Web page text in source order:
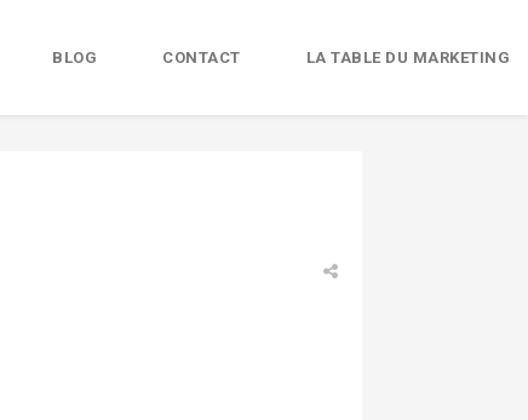
BLOG CONTACT LA TABLE DU MARKETING